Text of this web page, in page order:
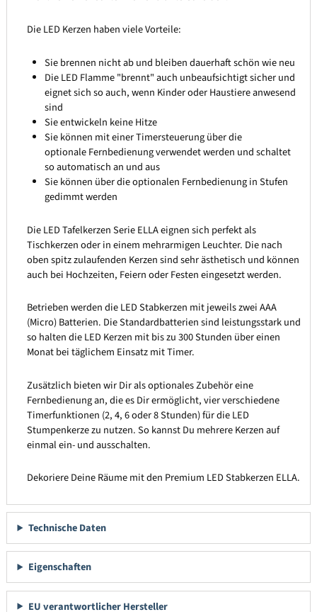
Die LED Kerzen haben viele Vorteile:
Sie brennen nicht ab und bleiben dauerhaft schön wie neu
Die LED Flamme "brennt" auch unbeaufsichtigt sicher und
eignet sich so auch, wenn Kinder oder Haustiere anwesend
sind
Sie entwickeln keine Hitze
Sie können mit einer Timersteuerung über die
optionale Fernbedienung verwendet werden und schaltet
so automatisch an und aus
Sie können über die optionalen Fernbedienung in Stufen
gedimmt werden
Die LED Tafelkerzen Serie ELLA eignen sich perfekt als
Tischkerzen oder in einem mehrarmigen Leuchter. Die nach
oben spitz zulaufenden Kerzen sind sehr ästhetisch und können
auch bei Hochzeiten, Feiern oder Festen eingesetzt werden.
Betrieben werden die LED Stabkerzen mit jeweils zwei AAA
(Micro) Batterien. Die Standardbatterien sind leistungsstark und
so halten die LED Kerzen mit bis zu 300 Stunden über einen
Monat bei täglichem Einsatz mit Timer.
Zusätzlich bieten wir Dir als optionales Zubehör eine
Fernbedienung an, die es Dir ermöglicht, vier verschiedene
Timerfunktionen (2, 4, 6 oder 8 Stunden) für die LED
Stumpenkerze zu nutzen. So kannst Du mehrere Kerzen auf
einmal ein- und ausschalten.
Dekoriere Deine Räume mit den Premium LED Stabkerzen ELLA.
Technische Daten
Eigenschaften
EU verantwortlicher Hersteller